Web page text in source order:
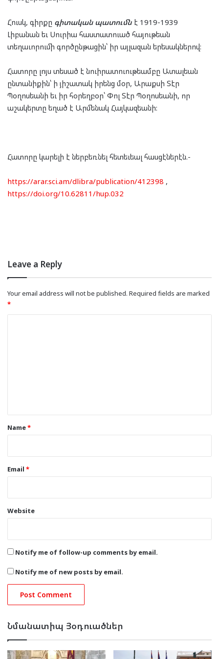
Հուսկ, գիրքը գիտական պատումն է 1919-1939
Լիբանան եւ Սուրիա հաստատուած հայութեան
տեղաւորումի գործընթացին՝ իր այլազան երեսակներով:
Հատորը լոյս տեսած է նուիրատուութեամբը Ատալեան
ընտանիքին՝ ի յիշատակ իրենց մօր, Արաքսի Տէր
Պօղոսեանի եւ իր հօրեղբօր՝ Փոլ Տէր Պօղոսեանի, որ
աշակերտը եղած է Արմենակ Հայկազեանի:
Հատորը կարելի է ներբեռնել հետեւեալ հասցէներէն.-
https://arar.sci.am/dlibra/publication/412398 ,
https://doi.org/10.62811/hup.032
Leave a Reply
Your email address will not be published. Required fields are marked
*
*Name*
Email *
Website
Notify me of follow-up comments by email.
Notify me of new posts by email.
Նմանատիպ Յօդուածներ